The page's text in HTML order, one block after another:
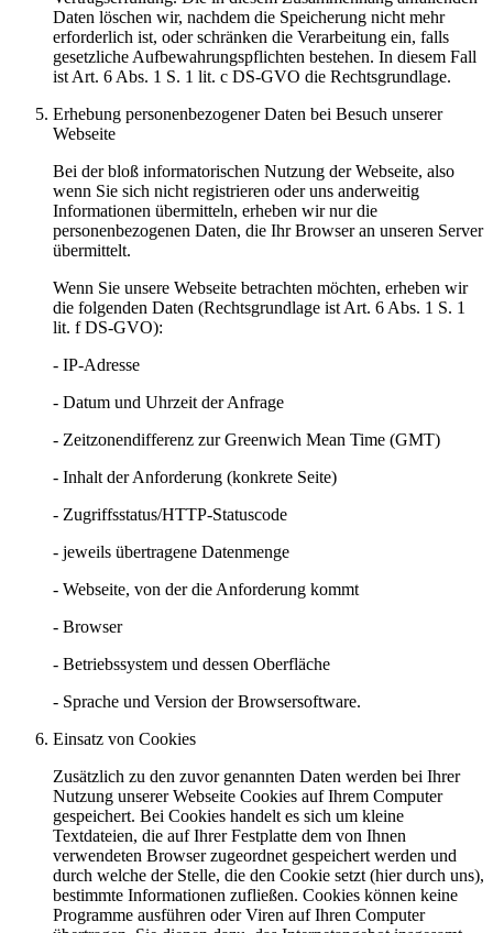
Daten löschen wir, nachdem die Speicherung nicht mehr
erforderlich ist, oder schränken die Verarbeitung ein, falls
gesetzliche Aufbewahrungspflichten bestehen. In diesem Fall
ist Art. 6 Abs. 1 S. 1 lit. c DS-GVO die Rechtsgrundlage.
Erhebung personenbezogener Daten bei Besuch unserer
Webseite
Bei der bloß informatorischen Nutzung der Webseite, also
wenn Sie sich nicht registrieren oder uns anderweitig
Informationen übermitteln, erheben wir nur die
personenbezogenen Daten, die Ihr Browser an unseren Server
übermittelt.
Wenn Sie unsere Webseite betrachten möchten, erheben wir
die folgenden Daten (Rechtsgrundlage ist Art. 6 Abs. 1 S. 1
lit. f DS-GVO):
- IP-Adresse
- Datum und Uhrzeit der Anfrage
- Zeitzonendifferenz zur Greenwich Mean Time (GMT)
- Inhalt der Anforderung (konkrete Seite)
- Zugriffsstatus/HTTP-Statuscode
- jeweils übertragene Datenmenge
- Webseite, von der die Anforderung kommt
- Browser
- Betriebssystem und dessen Oberfläche
- Sprache und Version der Browsersoftware.
Einsatz von Cookies
Zusätzlich zu den zuvor genannten Daten werden bei Ihrer
Nutzung unserer Webseite Cookies auf Ihrem Computer
gespeichert. Bei Cookies handelt es sich um kleine
Textdateien, die auf Ihrer Festplatte dem von Ihnen
verwendeten Browser zugeordnet gespeichert werden und
durch welche der Stelle, die den Cookie setzt (hier durch uns),
bestimmte Informationen zufließen. Cookies können keine
Programme ausführen oder Viren auf Ihren Computer